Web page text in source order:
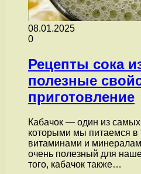
08.01.2025
0
Рецепты сока
полезные
приготовление
Кабачок — один из
которыми мы питаемся в
витаминами и
очень полезный для
того, кабачок также…